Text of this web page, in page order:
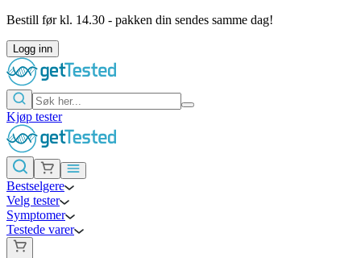
Bestill før kl. 14.30 - pakken din sendes samme dag!
Logg inn
Kjøp tester
Bestselgere
Velg tester
Symptomer
Testede varer